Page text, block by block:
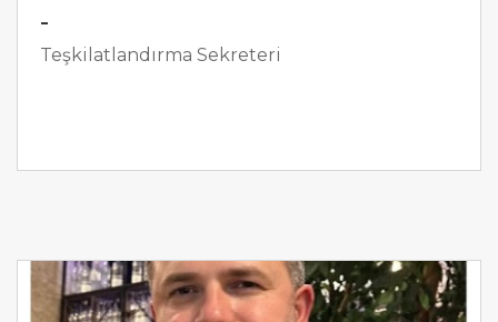
-
Teşkilatlandırma Sekreteri